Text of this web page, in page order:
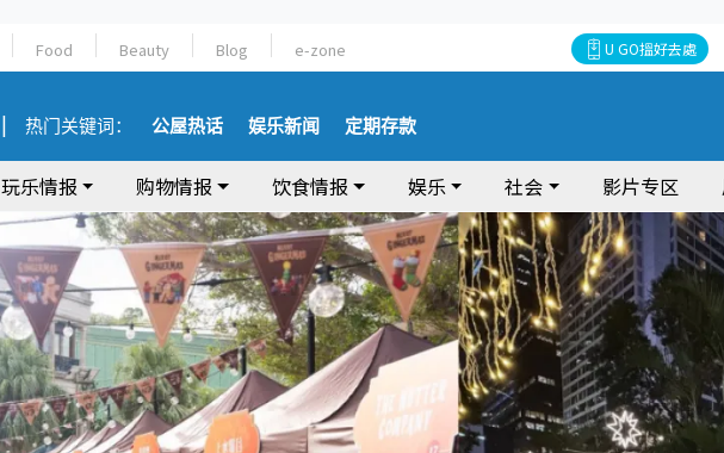
Food Beauty Blog e-zone U GO搵好去處
热门关键词： 公屋热话 娱乐新闻 定期存款
玩乐情报 购物情报 饮食情报 娱乐 社会 影片专区